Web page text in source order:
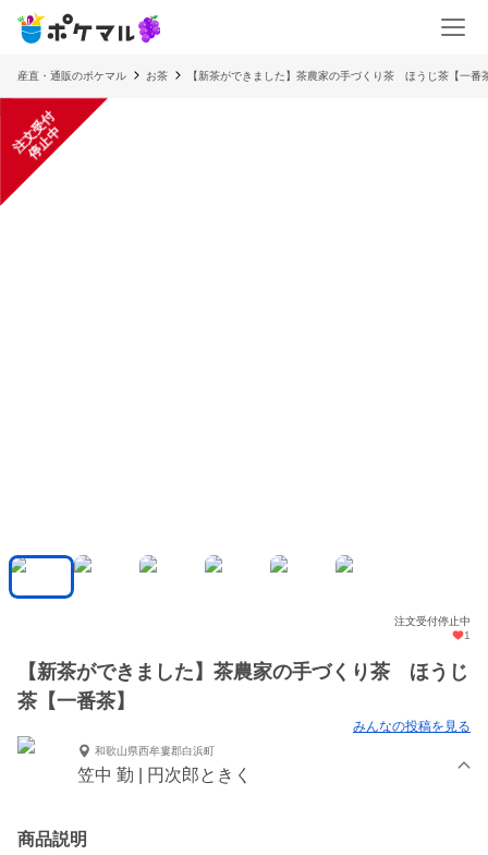
産直・通販のポケマル お茶 【新茶ができました】茶農家の手づくり茶 ほうじ茶【一番
注
文
受
付
停
止
中
注文受付停止中
1
【新茶ができました】茶農家の手づくり茶 ほうじ
茶【一番茶】
みんなの投稿を見る
和歌山県西牟婁郡白浜町
笠中 勤 | 円次郎ときく
商品説明